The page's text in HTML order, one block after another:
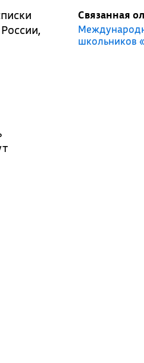
Связанная
школьников